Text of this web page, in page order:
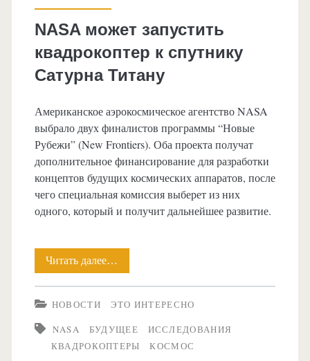
NASA может запустить
квадрокоптер к спутнику
Сатурна Титану
Американское аэрокосмическое агентство NASA
выбрало двух финалистов программы “Новые
Рубежи” (New Frontiers). Оба проекта получат
дополнительное финансирование для разработки
концептов будущих космических аппаратов, после
чего специальная комиссия выберет из них
одного, который и получит дальнейшее развитие.
Читать далее…
может
запустить
квадрокоптер
НОВОСТИ
ЭТО ИНТЕРЕСНО
NASA
БУДУЩЕЕ
ИССЛЕДОВАНИЯ
КВАДРОКОПТЕРЫ
КОСМОС